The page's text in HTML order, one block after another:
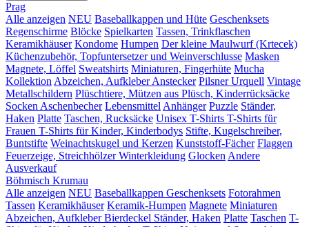
Prag
Alle anzeigen NEU Baseballkappen und Hüte Geschenksets
Regenschirme Blöcke Spielkarten Tassen, Trinkflaschen
Keramikhäuser Kondome Humpen Der kleine Maulwurf (Krtecek)
Küchenzubehör, Topfuntersetzer und Weinverschlusse Masken
Magnete, Löffel Sweatshirts Miniaturen, Fingerhüte Mucha
Kollektion Abzeichen, AufkleberAnstecker Pilsner Urquell Vintage
Metallschildern Plüschtiere, Mützen aus Plüsch, Kinderrücksäcke
Socken Aschenbecher Lebensmittel Anhänger Puzzle Ständer,
Haken Platte Taschen, Rucksäcke Unisex T-Shirts T-Shirts für
Frauen T-Shirts für Kinder, Kinderbodys Stifte, Kugelschreiber,
Buntstifte Weinachtskugel und Kerzen Kunststoff-Fächer Flaggen
Feuerzeige, StreichhölzerWinterkleidung Glocken Andere
Ausverkauf
Böhmisch Krumau
Alle anzeigen NEU Baseballkappen Geschenksets Fotorahmen
Tassen Keramikhäuser Keramik-Humpen Magnete Miniaturen
Abzeichen, AufkleberBierdeckel Ständer, Haken Platte Taschen T-